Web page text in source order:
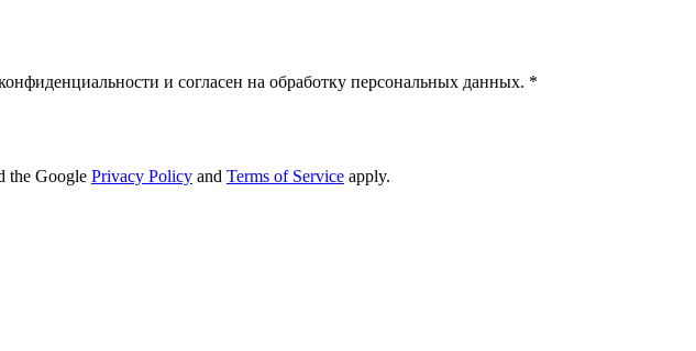
и согласен на обработку персональных данных. *
the Google Privacy Policy and Terms of Service apply.